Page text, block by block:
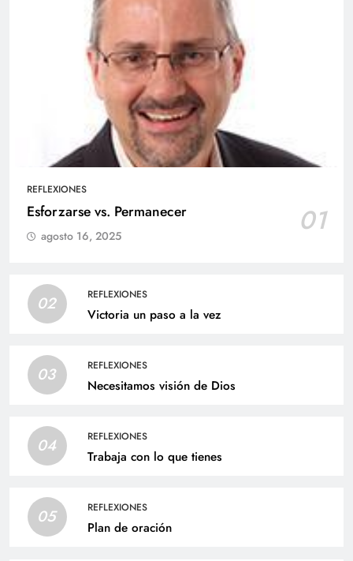
REFLEXIONES
Esforzarse vs. Permanecer 01
agosto 16, 2025
02 REFLEXIONES
Victoria un paso a la vez
03 REFLEXIONES
Necesitamos visión de Dios
04 REFLEXIONES
Trabaja con lo que tienes
05 REFLEXIONES
Plan de oración